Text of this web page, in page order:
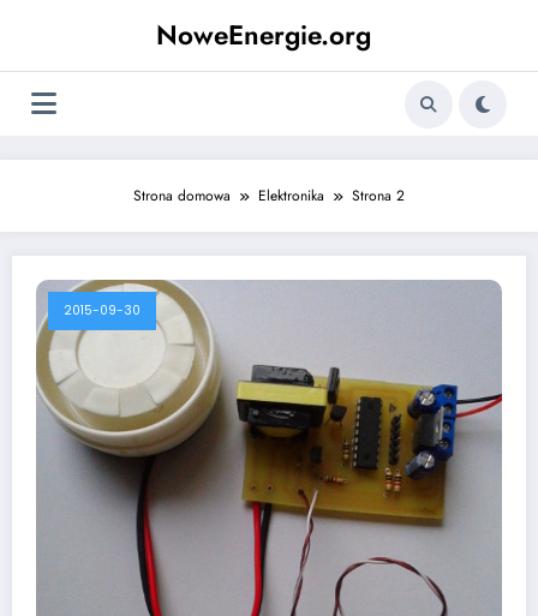
NoweEnergie.org
Strona domowa Elektronika Strona 2
2015-09-30